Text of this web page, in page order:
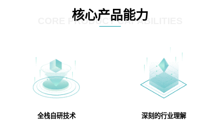
核心产品能力
CORE PRODUCT CAPABILITIES
全栈自研技术 深刻的行业理解